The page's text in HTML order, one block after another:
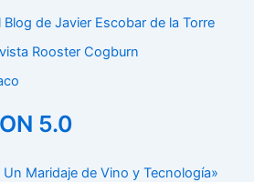
de Javier Escobar de la Torre
Rooster Cogburn
5.0
Maridaje de Vino y Tecnología»